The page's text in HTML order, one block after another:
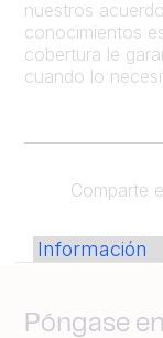
nuestros
conocimientos
cobertura le
cuando lo
Comparte
Póngase